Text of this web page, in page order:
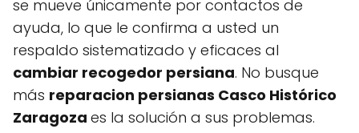
se mueve únicamente por contactos de
ayuda, lo que le confirma a usted un
respaldo sistematizado y eficaces al
cambiar recogedor persiana. No busque
más reparacion persianas Casco Histórico
Zaragoza es la solución a sus problemas.